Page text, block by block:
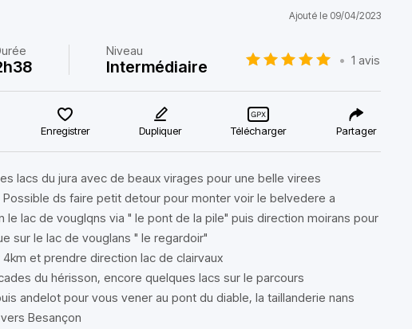
Ajouté le 09/04/2023
Niveau
Intermédiaire • 1 avis
Enregistrer Dupliquer Télécharger Partager
lacs du jura avec de beaux virages pour une belle virees
Possible ds faire petit detour pour monter voir le belvedere a
le lac de vouglqns via " le pont de la pile" puis direction moirans pour
sur le lac de vouglans " le regardoir"
et prendre direction lac de clairvaux
du hérisson, encore quelques lacs sur le parcours
andelot pour vous vener au pont du diable, la taillanderie nans
Besançon